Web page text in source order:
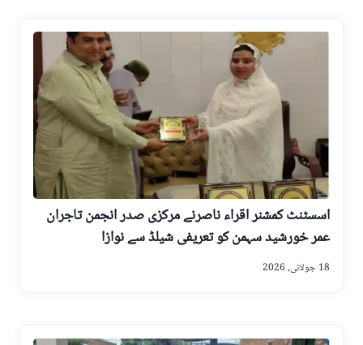
اسسٹنٹ کمشنر اقراء ناصرنے مرکزی صدر انجمن تاجران
عمر خورشید سہمن کو تعریفی شیلڈ سے نوازا
18 جولائی, 2026